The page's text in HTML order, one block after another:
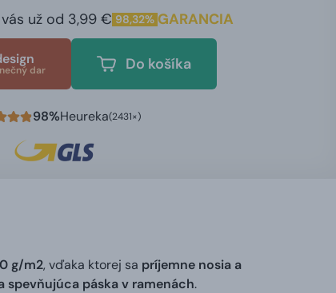
vás už od 3,99 € 98,32% GARANCIA
dar Do košíka
98%Heureka(2431×)
g/m2, vďaka ktorej sa príjemne nosia a
spevňujúca páska v ramenách.